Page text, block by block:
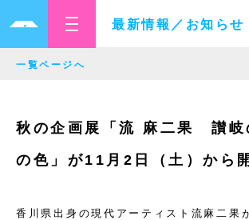
最新情報／お知らせ
一覧ページへ
秋の企画展「流 麻二果 讃
の色」が11月2日（土）から
香川県出身の現代アーティスト流麻二果